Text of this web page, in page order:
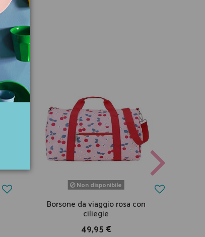
Non disponibile
Borsone da viaggio rosa con
ciliegie
49,95 €